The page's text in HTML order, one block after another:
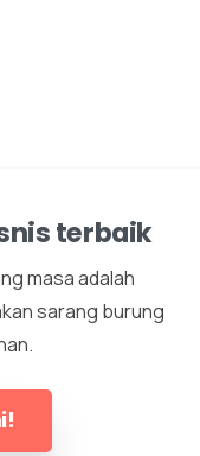
terbaik
masa adalah
sarang burung